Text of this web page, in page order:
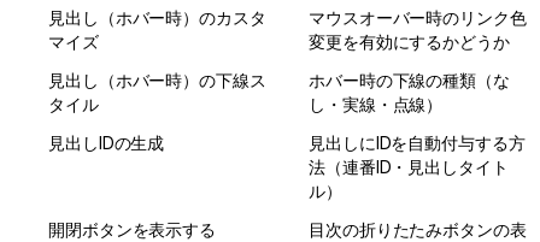
見出し（ホバー時）のカスタ
マイズ
マウスオーバー時のリンク色
変更を有効にするかどうか
見出し（ホバー時）の下線ス
タイル
ホバー時の下線の種類（な
し・実線・点線）
見出しIDの生成
見出しにIDを自動付与する方
法（連番ID・見出しタイト
ル）
開閉ボタンを表示する
目次の折りたたみボタンの表